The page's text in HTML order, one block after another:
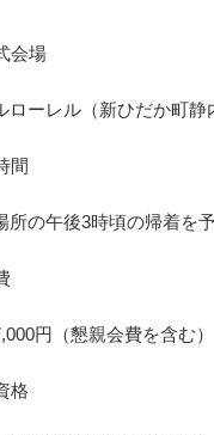
会場
ーレル（新ひだか町静
間
の午後3時頃の帰着を予
円（懇親会費を含む）
格